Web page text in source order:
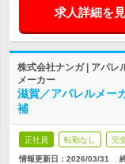
求人詳細を
株式会社ナンガ | アパレ
メーカー
滋賀／アパレルメー
補
正社員 転勤なし 完
情報更新日：2026/03/31